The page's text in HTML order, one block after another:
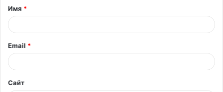
а
й
*
Имя *
Email *
Сайт